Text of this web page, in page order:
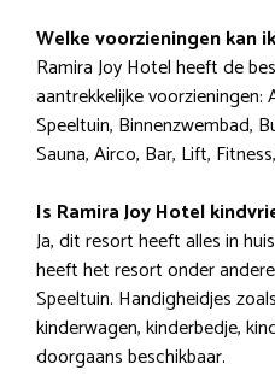
Welke voorzieningen kan
Ramira Joy Hotel heeft de
aantrekkelijke voorzieningen:
Speeltuin, Binnenzwembad,
Sauna, Airco, Bar, Lift,
Is Ramira Joy Hotel
Ja, dit resort heeft alles in
heeft het resort onder
Speeltuin. Handigheidjes
kinderwagen, kinderbedje,
doorgaans beschikbaar.